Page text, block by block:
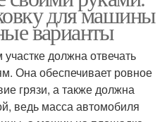
для машины
варианты
должна отвечать
Она обеспечивает ровное
грязи, а также должна
ведь масса автомобиля